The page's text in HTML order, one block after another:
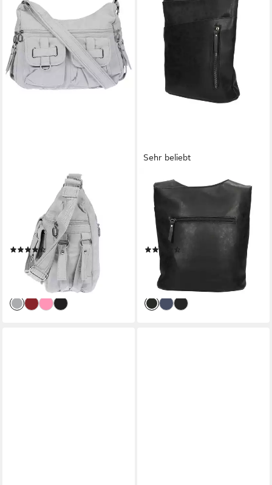
CHRISTIAN WIPPERMANN
Umhängetasche
Damenhandtasche
Schultertasche
Umhängetasche Crossover
(einzeln)
(84)
32,95 € UVP 44,95 €
-27%
lieferbar - in 2-3 Werktagen bei dir
Sehr beliebt
CHRISTIAN WIPPERMANN
Umhängetasche Damen
Tasche Umhängetasche
Beuteltasche Hobo
Handtasche, Crossover Leder
Optik
28,95 €
-28%
lieferbar - in 2-3 Werktagen bei dir